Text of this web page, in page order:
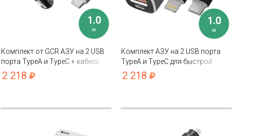
1.0
м
Комплект от GCR АЗУ на 2 USB
порта TypeA и TypeC + кабель
для iPhone Lightning TypeC
2 218
1.0
м
Комплект АЗУ на 2 USB порта
TypeA и TypeC для быстрой
зарядки + кабель TypeC Lightning
PD 18W 5A MFI для iPhone 12 11
2 218